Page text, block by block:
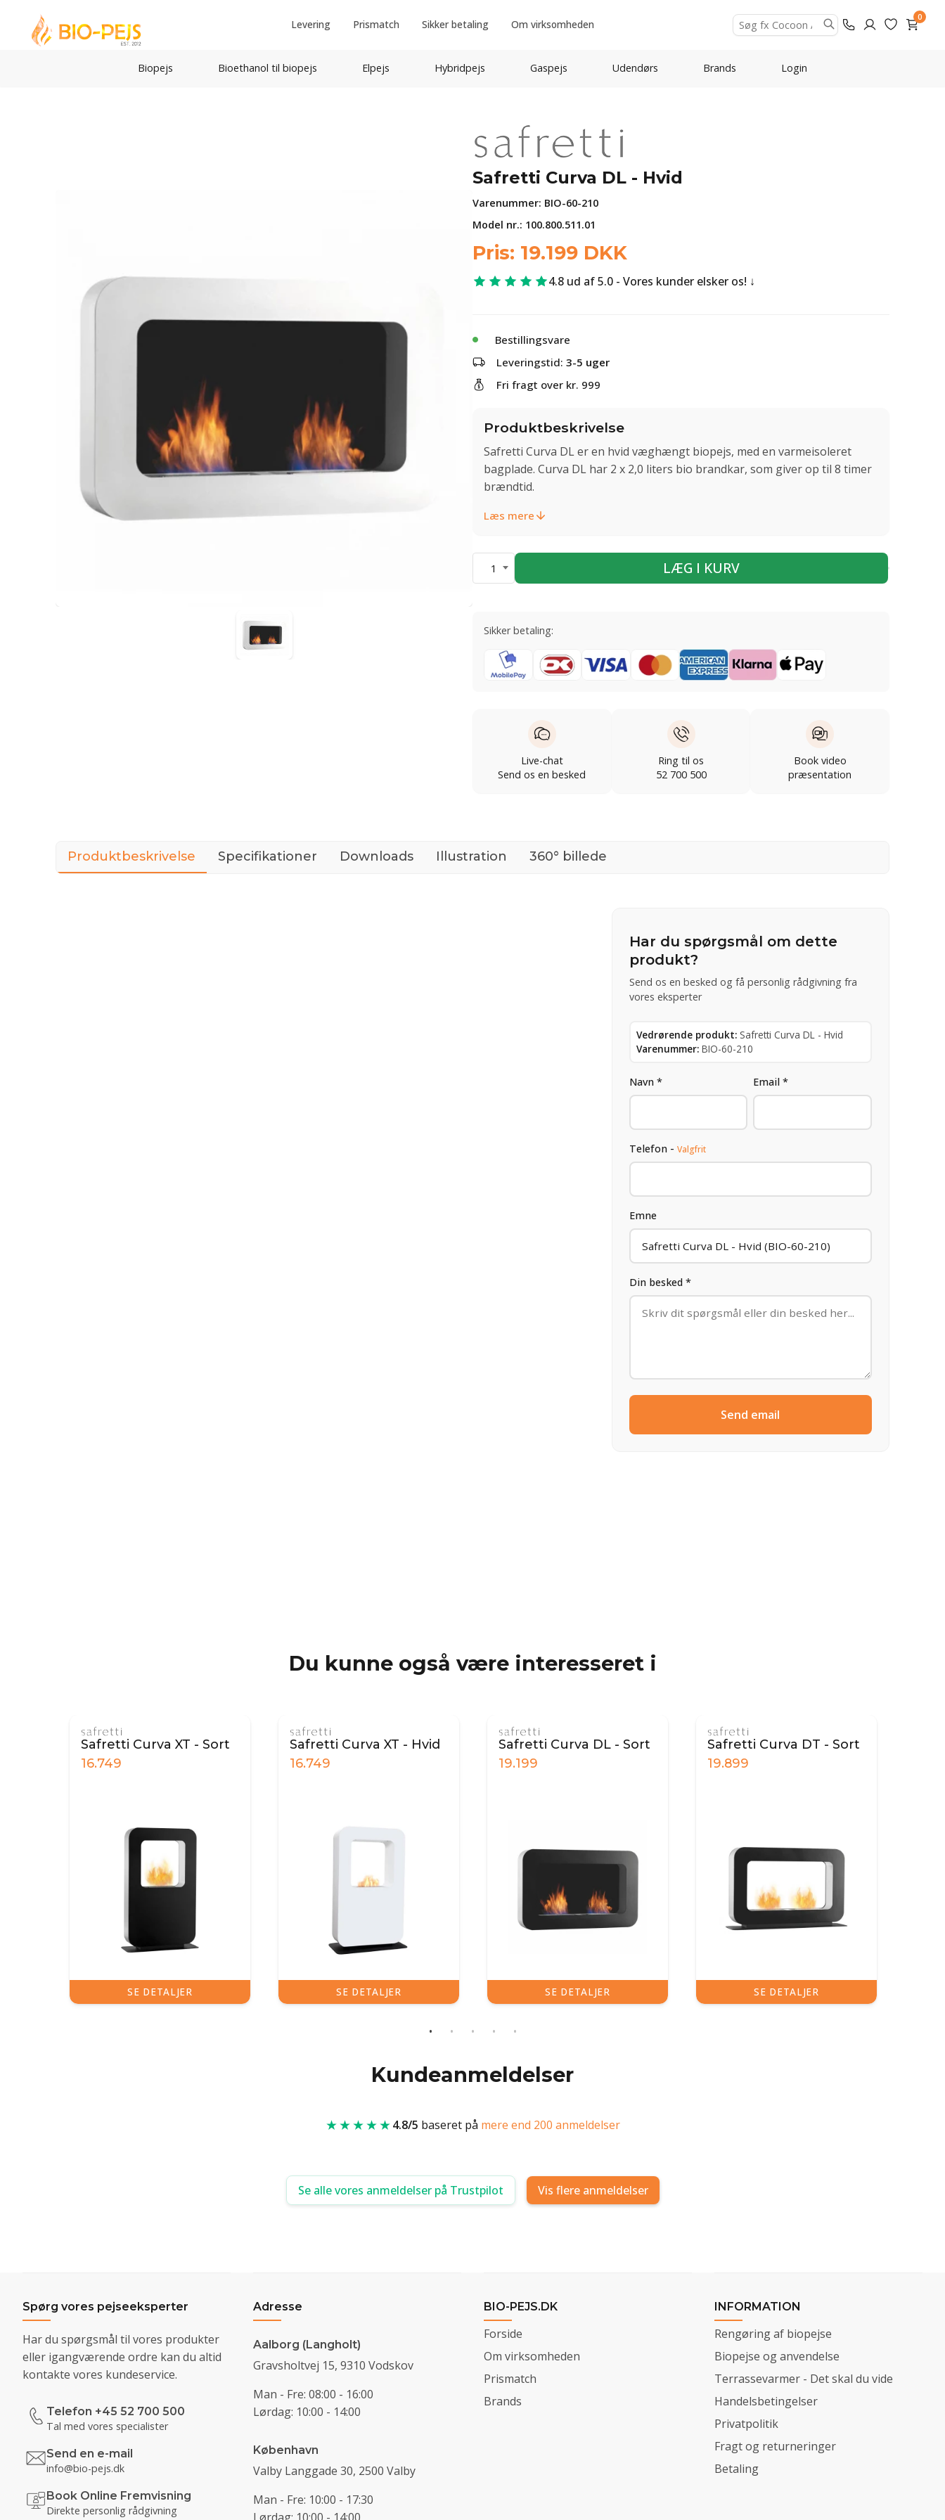
Levering Prismatch Sikker betaling Om virksomheden
0
Biopejs Bioethanol til biopejs Elpejs Hybridpejs Gaspejs Udendørs Brands Login
Safretti Curva DL - Hvid
Varenummer: BIO-60-210
Model nr.: 100.800.511.01
Pris: 19.199 DKK
4.8 ud af 5.0 - Vores kunder elsker os!
Bestillingsvare
Leveringstid: 3-5 uger
Fri fragt over kr. 999
Produktbeskrivelse
Safretti Curva DL er en hvid væghængt biopejs, med en varmeisoleret
bagplade. Curva DL har 2 x 2,0 liters bio brandkar, som giver op til 8 timer
brændtid.
Læs mere
1 LÆG I KURV
Sikker betaling:
Live-chat
Send os en besked
Ring til os
52 700 500
Book video
præsentation
Produktbeskrivelse Specifikationer Downloads Illustration 360° billede
Har du spørgsmål om dette
produkt?
Send os en besked og få personlig rådgivning fra
vores eksperter
Vedrørende produkt: Safretti Curva DL - Hvid
Varenummer: BIO-60-210
Navn * Email *
Telefon - Valgfrit
Emne
Din besked *
Send email
Du kunne også være interesseret i
Safretti Curva XT - Hvid
16.749
SE DETALJER
Safretti Curva DL - Sort
19.199
SE DETALJER
Safretti Curva DT - Sort
19.899
SE DETALJER
Safretti Curva DT - Hvid
19.899
SE DETALJER
Kundeanmeldelser
★★★★★4.8/5 baseret på mere end 200 anmeldelser
Se alle vores anmeldelser på Trustpilot Vis flere anmeldelser
Spørg vores pejseeksperter
Har du spørgsmål til vores produkter
eller igangværende ordre kan du altid
kontakte vores kundeservice.
Telefon +45 52 700 500
Tal med vores specialister
Send en e-mail
info@bio-pejs.dk
Book Online Fremvisning
Direkte personlig rådgivning
Adresse
Aalborg (Langholt)
Gravsholtvej 15, 9310 Vodskov
Man - Fre: 08:00 - 16:00
Lørdag: 10:00 - 14:00
København
Valby Langgade 30, 2500 Valby
Man - Fre: 10:00 - 17:30
Lørdag: 10:00 - 14:00
BIO-PEJS.DK
Forside
Om virksomheden
Prismatch
Brands
INFORMATION
Rengøring af biopejse
Biopejse og anvendelse
Terrassevarmer - Det skal du vide
Handelsbetingelser
Privatpolitik
Fragt og returneringer
Betaling